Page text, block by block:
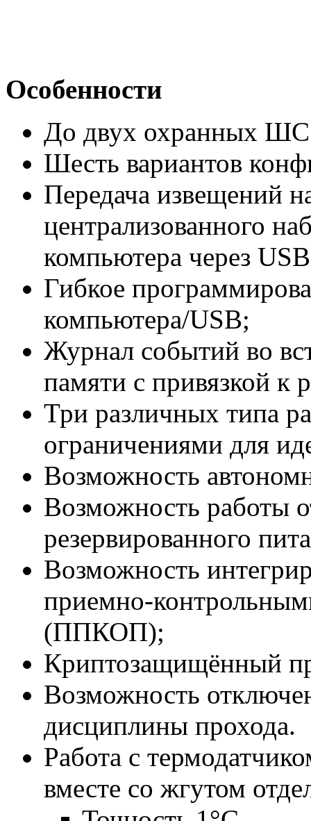
Особенности
До двух охранных
Шесть вариантов
Передача извещений
централизованного
компьютера через
Гибкое
компьютера/USB;
Журнал событий во
памяти с привязкой к
Три различных типа
ограничениями для
Возможность
Возможность работы
резервированного
Возможность
приемно-
(ППКОП);
Криптозащищённый
Возможность
дисциплины прохода.
Работа с
вместе со жгутом